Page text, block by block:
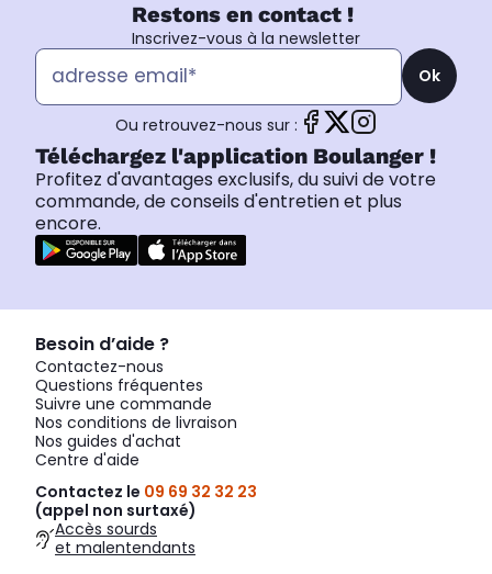
Restons en contact !
Inscrivez-vous à la newsletter
Ok
Ou retrouvez-nous sur :
Téléchargez l'application Boulanger !
Profitez d'avantages exclusifs, du suivi de votre
commande, de conseils d'entretien et plus
encore.
Besoin d’aide ?
Contactez-nous
Questions fréquentes
Suivre une commande
Nos conditions de livraison
Nos guides d'achat
Centre d'aide
Contactez le 09 69 32 32 23
(appel non surtaxé)
Accès sourds
et malentendants